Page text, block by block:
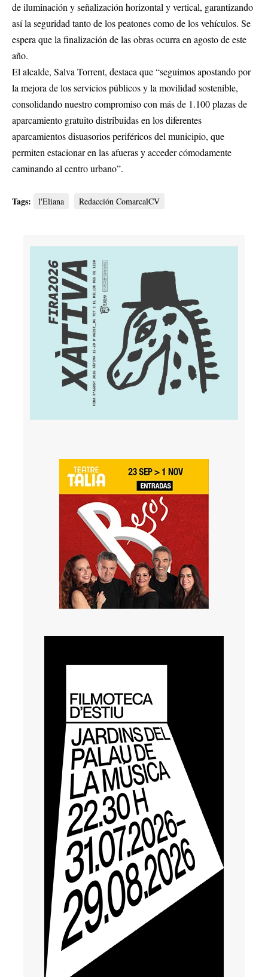
de iluminación y señalización horizontal y vertical, garantizando
así la seguridad tanto de los peatones como de los vehículos. Se
espera que la finalización de las obras ocurra en agosto de este
año.
El alcalde, Salva Torrent, destaca que “seguimos apostando por
la mejora de los servicios públicos y la movilidad sostenible,
consolidando nuestro compromiso con más de 1.100 plazas de
aparcamiento gratuito distribuidas en los diferentes
aparcamientos disuasorios periféricos del municipio, que
permiten estacionar en las afueras y acceder cómodamente
caminando al centro urbano”.
Tags: l'Eliana Redacción ComarcalCV